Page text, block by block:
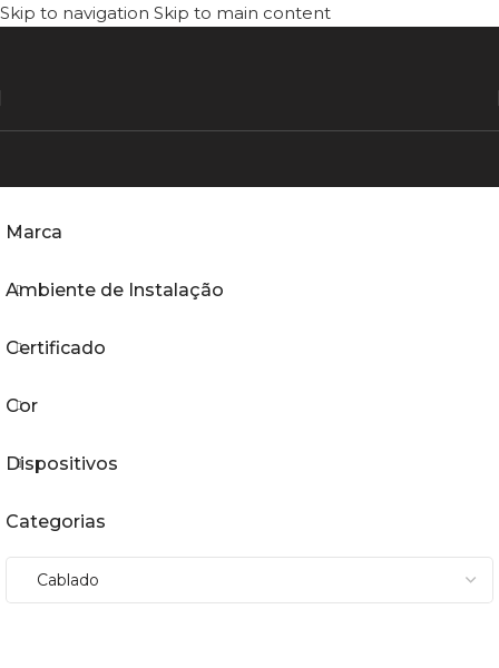
Skip to navigation Skip to main content
Marca
Ambiente de Instalação
Certificado
Cor
Dispositivos
Categorias